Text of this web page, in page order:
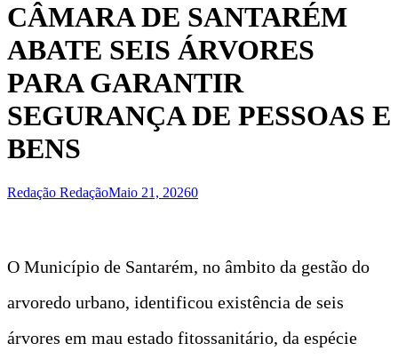
CÂMARA DE SANTARÉM
ABATE SEIS ÁRVORES
PARA GARANTIR
SEGURANÇA DE PESSOAS E
BENS
Redação RedaçãoMaio 21, 20260
O Município de Santarém, no âmbito da gestão do
arvoredo urbano, identificou existência de seis
árvores em mau estado fitossanitário, da espécie